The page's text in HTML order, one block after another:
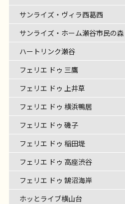
サンライズ・ヴィラ西葛西
サンライズ・ホーム瀬谷市民の森
ハートリンク瀬谷
フェリエ ドゥ 三鷹
フェリエ ドゥ 上井草
フェリエ ドゥ 横浜鴨居
フェリエ ドゥ 磯子
フェリエ ドゥ 稲田堤
フェリエ ドゥ 高座渋谷
フェリエ ドゥ 鵠沼海岸
ホッとライブ横山台